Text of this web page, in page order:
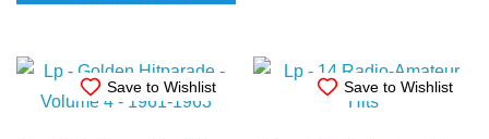
Save to Wishlist Save to Wishlist